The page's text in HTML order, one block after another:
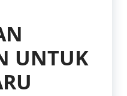
UNTUK